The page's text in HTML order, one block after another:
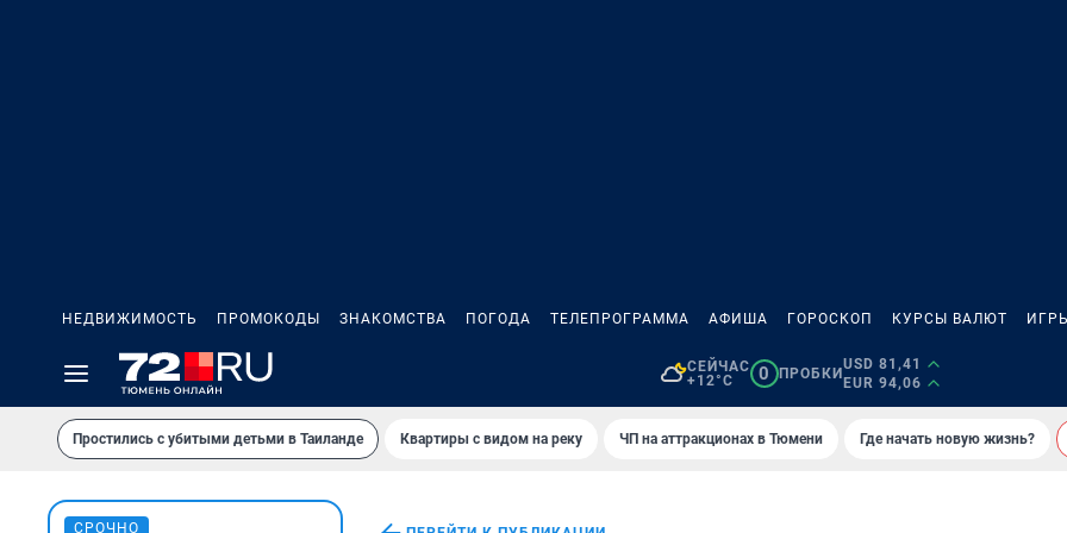
НЕДВИЖИМОСТЬ ПРОМОКОДЫ ЗНАКОМСТВА ПОГОДА ТЕЛЕПРОГРАММА АФИША ГОРОСКОП КУРСЫ ВАЛЮТ ИГРЫ
СЕЙЧАС
+12°C
0 ПРОБКИ
USD 81,41
EUR 94,06
Простились с убитыми детьми в Таиланде Квартиры с видом на реку ЧП на аттракционах в Тюмени Где начать новую жизнь?
СРОЧНО